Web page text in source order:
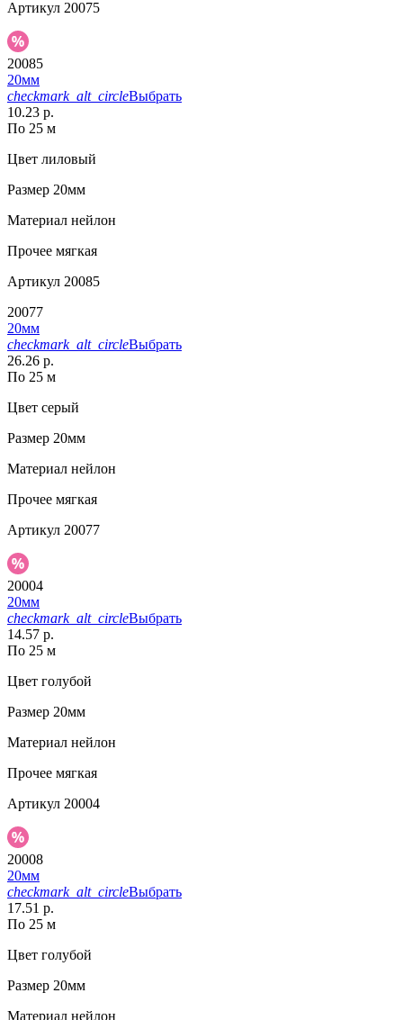
Артикул 20075
20085
20мм
checkmark_alt_circleВыбрать
10.23 р.
По 25 м
Цвет лиловый
Размер 20мм
Материал нейлон
Прочее мягкая
Артикул 20085
20077
20мм
checkmark_alt_circleВыбрать
26.26 р.
По 25 м
Цвет серый
Размер 20мм
Материал нейлон
Прочее мягкая
Артикул 20077
20004
20мм
checkmark_alt_circleВыбрать
14.57 р.
По 25 м
Цвет голубой
Размер 20мм
Материал нейлон
Прочее мягкая
Артикул 20004
20008
20мм
checkmark_alt_circleВыбрать
17.51 р.
По 25 м
Цвет голубой
Размер 20мм
Материал нейлон